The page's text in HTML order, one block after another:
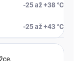
-25 až +38 °C
-25 až +43 °C